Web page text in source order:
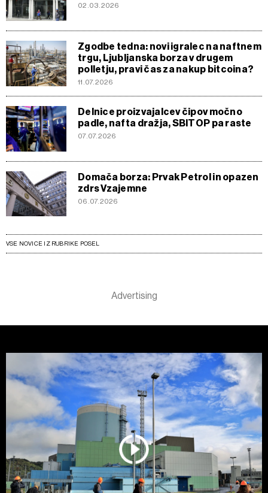
02.03.2026
Zgodbe tedna: novi igralec na naftnem
trgu, Ljubljanska borza v drugem
polletju, pravi čas za nakup bitcoina?
11.07.2026
Delnice proizvajalcev čipov močno
padle, nafta dražja, SBITOP pa raste
07.07.2026
Domača borza: Prvak Petrol in opazen
zdrs Vzajemne
06.07.2026
VSE NOVICE IZ RUBRIKE POSEL